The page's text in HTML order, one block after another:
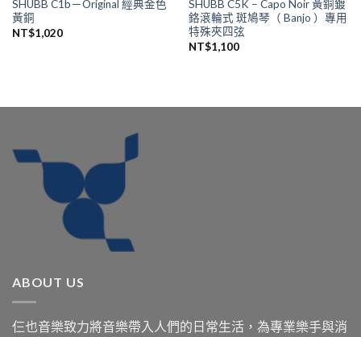
SHUBB C1b－Original 經典金色
黃銅
NT$1,020
SHUBB C5K – Capo Noir 黃銅鍍
鉻滾輪式 斑鳩琴（ Banjo ）專用
特殊夾四弦
NT$1,100
ABOUT US
仨也音樂致力將音樂帶入人們的日常生活，為專業樂手與消